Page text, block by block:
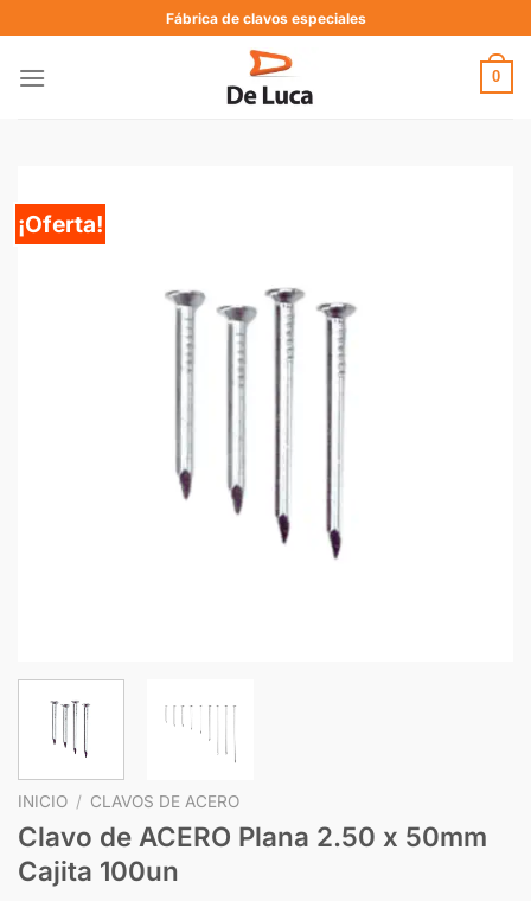
Fábrica de clavos especiales
0
¡Oferta!
INICIO / CLAVOS DE ACERO
Clavo de ACERO Plana 2.50 x 50mm
Cajita 100un